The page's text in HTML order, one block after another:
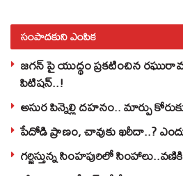
సంపాదకుని ఎంపిక
జగన్ పై యుద్థం ప్రకటించిన
పిటిషన్..!
అసుర పిన్నెల్లి దహనం.. మార్పు
పేదోడి ప్రాణం, చావుకు ఖరీదా..?
గర్జిస్తున్న సింహపురిలో